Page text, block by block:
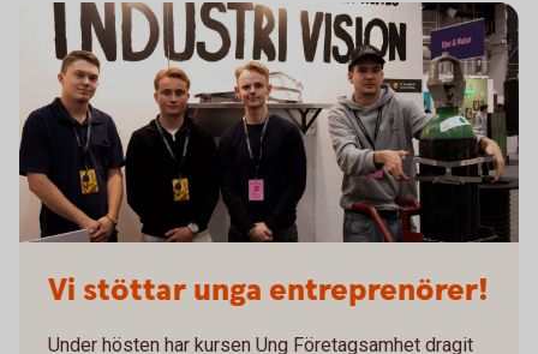
Vi stöttar unga entreprenörer!
Under hösten har kursen Ung Företagsamhet dragit